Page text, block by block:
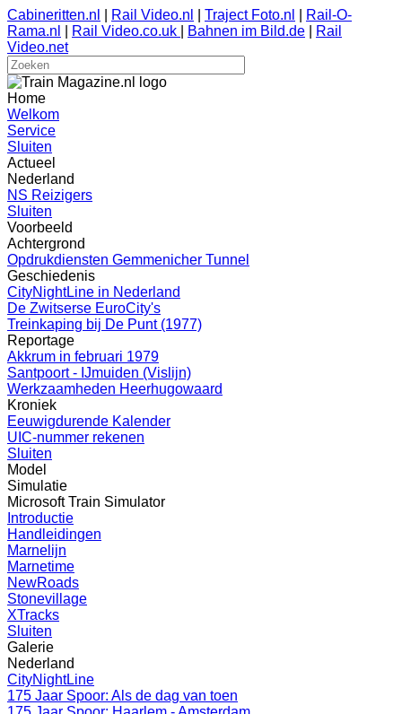
Cabineritten.nl Rail Video.nl Traject Foto.nl
Rail-O-
Rama.nl
Rail Video.co.uk Bahnen im Bild.de
Rail
Video.net
Home
Welkom
Service
Sluiten
Actueel
Nederland
NS Reizigers
Sluiten
Voorbeeld
Achtergrond
Opdrukdiensten Gemmenicher Tunnel
Geschiedenis
CityNightLine in Nederland
De Zwitserse EuroCity's
Treinkaping bij De Punt (1977)
Reportage
Akkrum in februari 1979
Santpoort - IJmuiden (Vislijn)
Werkzaamheden Heerhugowaard
Kroniek
Eeuwigdurende Kalender
UIC-nummer rekenen
Sluiten
Model
Simulatie
Microsoft Train Simulator
Introductie
Handleidingen
Marnelijn
Marnetime
NewRoads
Stonevillage
XTracks
Sluiten
Galerie
Nederland
CityNightLine
175 Jaar Spoor: Als de dag van toen